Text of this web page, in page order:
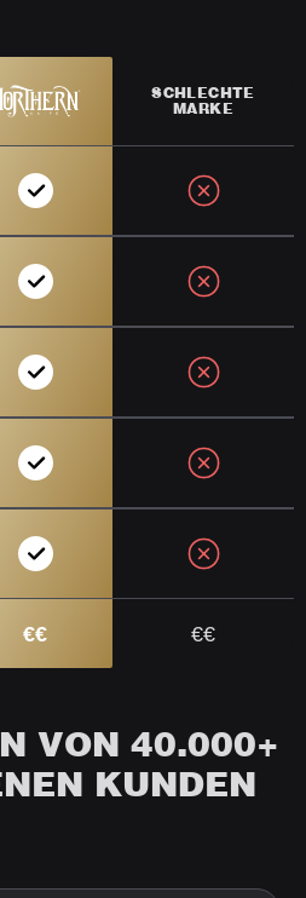
SCHLECHTE
MARKE
€€ €€
VON 40.000+
KUNDEN